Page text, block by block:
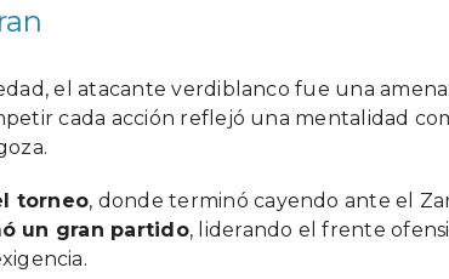
el atacante verdiblanco fue una
cada acción reflejó una mentalidad
torneo, donde terminó cayendo ante el
un gran partido, liderando el frente